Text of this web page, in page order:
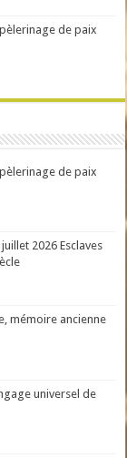
de paix
de paix
2026 Esclaves
mémoire ancienne
universel de